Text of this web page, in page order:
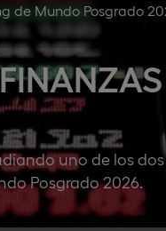
de Mundo Posgrado
uno de los
Posgrado 2026.